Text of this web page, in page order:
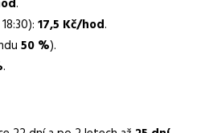
stravování, zálohy na mzdu,
17,5 Kč/hod.
50 %).
.